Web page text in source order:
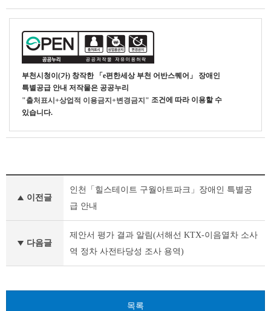
부천시청이(가) 창작한
「e편한세상 부천 어반스퀘어」 장애인
특별공급 안내 저작물은 공공누리
"출처표시+상업적 이용금지+변경금지" 조건에 따라 이용할 수
있습니다.
다
글
이전글
인천「힐스테이트 구월아트파크」장애인 특별공
급 안내
다음글
제안서 평가 결과 알림(서해선 KTX-이음열차 소사
역 정차 사전타당성 조사 용역)
목록